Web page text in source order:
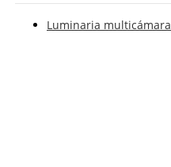
Luminaria multicámara